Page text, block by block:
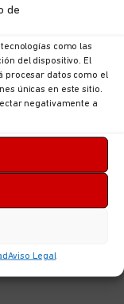
de
como las
del dispositivo. El
procesar datos como el
únicas en este sitio.
negativamente a
Aviso Legal
sobre